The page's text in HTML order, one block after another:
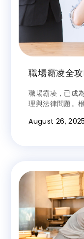
職場霸凌全
職場霸凌，已成
理與法律問題。
然而，多數人對
August 26, 2025